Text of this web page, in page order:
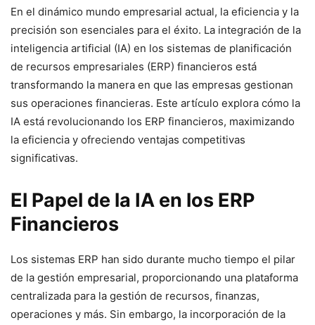
En el dinámico mundo empresarial actual, la eficiencia y la
precisión son esenciales para el éxito. La integración de la
inteligencia artificial (IA) en los sistemas de planificación
de recursos empresariales (ERP) financieros está
transformando la manera en que las empresas gestionan
sus operaciones financieras. Este artículo explora cómo la
IA está revolucionando los ERP financieros, maximizando
la eficiencia y ofreciendo ventajas competitivas
significativas.
El Papel de la IA en los ERP
Financieros
Los sistemas ERP han sido durante mucho tiempo el pilar
de la gestión empresarial, proporcionando una plataforma
centralizada para la gestión de recursos, finanzas,
operaciones y más. Sin embargo, la incorporación de la